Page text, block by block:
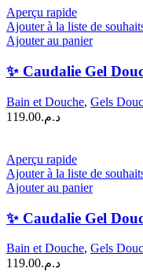
était :
د.م.329.00.
Aperçu rapide
Ajouter à la liste de
Ajouter au panier
✨ Caudalie Gel
Bain et Douche, Gels
د.م.119.00
Aperçu rapide
Ajouter à la liste de
Ajouter au panier
✨ Caudalie Gel
Bain et Douche, Gels
د.م.119.00